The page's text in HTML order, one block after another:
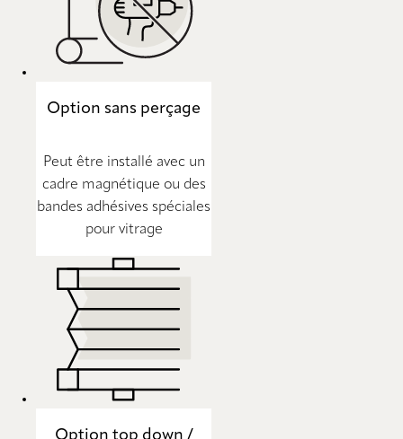
Option sans perçage
Peut être installé avec un
cadre magnétique ou des
bandes adhésives spéciales
pour vitrage
Option top down /